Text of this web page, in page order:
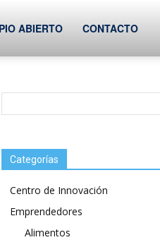
ABIERTO CONTACTO
Categorías
Centro de Innovación
Emprendedores
Alimentos